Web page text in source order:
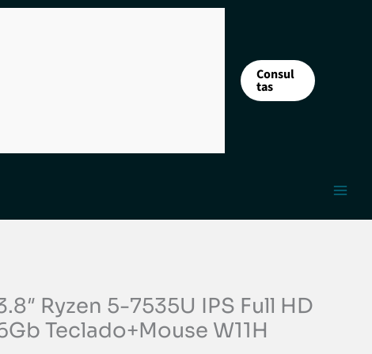
Consul
tas
Ryzen 5-7535U IPS Full HD
Teclado+Mouse W11H